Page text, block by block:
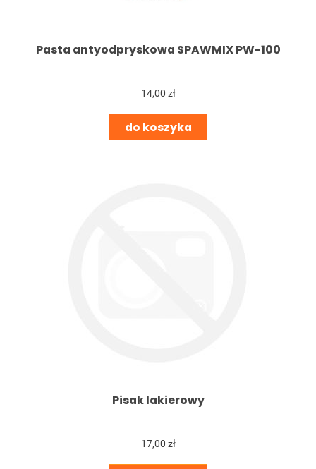
Pasta antyodpryskowa SPAWMIX PW-100
14,00 zł
do koszyka
Pisak lakierowy
17,00 zł